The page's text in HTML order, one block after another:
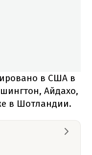
в США в
Айдахо,
в Шотландии.